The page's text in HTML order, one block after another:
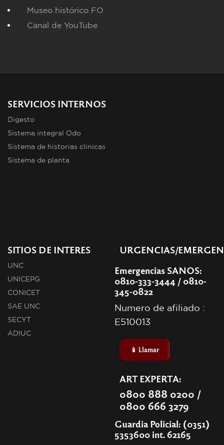
Museo histórico FO
Canal de YouTube
SERVICIOS INTERNOS
Digesto
Sistema integral Odo
Sistema de historias clinicas
Sistema de planta
SITIOS DE INTERES
UNC
UNICEPG
CONICET
SAE UNC
SECYT
ADIUC
URGENCIAS/
Emergencias SANOS:
0810-333-3444 / 0810-
345-0822
Numero de afiliado :
E510013
📱 Llamar
ART EXPERTA:
0800 888 0200 /
0800 666 3279
Guardia Policial: (0351)
5353600 int. 62165